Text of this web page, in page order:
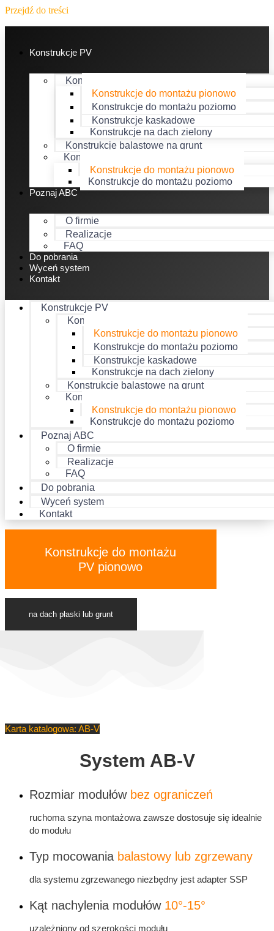
Przejdź do treści
Konstrukcje PV
Konstrukcje balastowe na dach
Konstrukcje do montażu pionowo
Konstrukcje do montażu poziomo
Konstrukcje kaskadowe
Konstrukcje na dach zielony
Konstrukcje balastowe na grunt
Konstrukcje zgrzewane na dach
Konstrukcje do montażu pionowo
Konstrukcje do montażu poziomo
Poznaj ABC
O firmie
Realizacje
FAQ
Do pobrania
Wyceń system
Kontakt
Konstrukcje PV
Konstrukcje balastowe na dach
Konstrukcje do montażu pionowo
Konstrukcje do montażu poziomo
Konstrukcje kaskadowe
Konstrukcje na dach zielony
Konstrukcje balastowe na grunt
Konstrukcje zgrzewane na dach
Konstrukcje do montażu pionowo
Konstrukcje do montażu poziomo
Poznaj ABC
O firmie
Realizacje
FAQ
Do pobrania
Wyceń system
Kontakt
Konstrukcje do montażu
PV pionowo
na dach płaski lub grunt
Karta katalogowa: AB-V
System AB-V
Rozmiar modułów bez ograniczeń
ruchoma szyna montażowa zawsze dostosuje się idealnie
do modułu
Typ mocowania balastowy lub zgrzewany
dla systemu zgrzewanego niezbędny jest adapter SSP
Kąt nachylenia modułów 10°-15°
uzależniony od szerokości modułu